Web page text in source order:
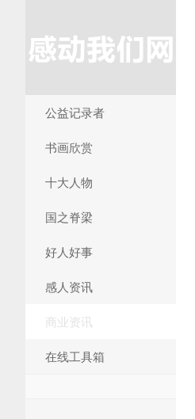
公益记录者
书画欣赏
十大人物
国之脊梁
好人好事
感人资讯
商业资讯
在线工具箱